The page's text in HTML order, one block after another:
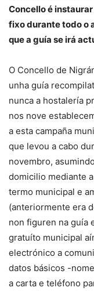
Concello é
fixo durante todo o
que a guía se irá
O Concello de
unha guía
nunca a hostalería
nos nove
a esta campaña
que levou a cabo
novembro,
domicilio mediante
termo municipal e
(anteriormente era
non figuren na guía
gratuíto municipal
electrónico a
datos básicos -
a carta e teléfono